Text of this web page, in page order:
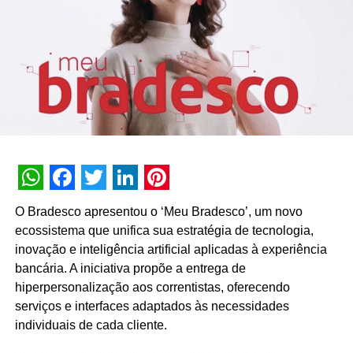
O gerente geral da unidade de Xerém do Grupo, Sidnei
Louro, explica que a empresa aplica o método NPS (Net
Promoter Score, na sigla em inglês), uma métrica que
calcula o grau de lealdade do cliente à marca. Com os
resultados obtidos, são feitas reuniões entre os
funcionários para debater os feedbacks recebidos nas
construtoras e pequenas lojas de material de construção.
promotores, passivos ou neutros e detratores. Segundo o
estudo, os clientes que possuem notas entre 10 e 9, são
considerados promotores, pois há uma possibilidade de
divulgação da empresa por parte deles, devido ao seu
índice de satisfação. Já os clientes que avaliam com
notas entre 8 e 7, são considerados passivos ou neutros,
WhatsApp
Facebook
Twitter
LinkedIn
Pinterest
O Bradesco apresentou o ‘Meu Bradesco’, um novo
ecossistema que unifica sua estratégia de tecnologia,
inovação e inteligência artificial aplicadas à experiência
bancária. A iniciativa propõe a entrega de
hiperpersonalização aos correntistas, oferecendo
serviços e interfaces adaptados às necessidades
individuais de cada cliente.